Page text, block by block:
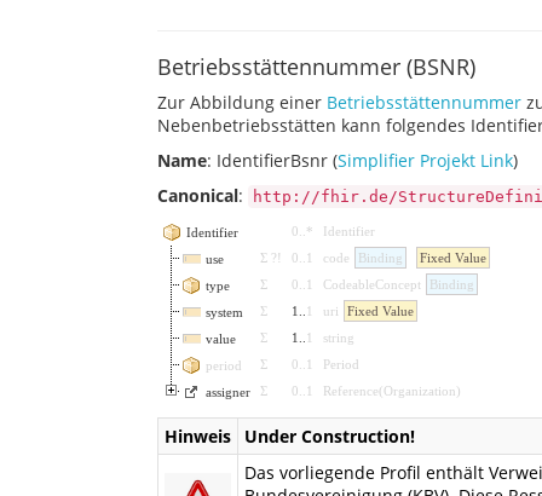
Betriebsstättennummer (BSNR)
Zur Abbildung einer Betriebsstättennummer
Nebenbetriebsstätten kann folgendes
Name: IdentifierBsnr (Simplifier Projekt Link)
Canonical: http://fhir.de/
Identifier 0 *
Identifier
use
Σ ?! 0 1 code Binding
Fixed Value
type
Σ 0 1 CodeableConcept
Binding
system
Σ 1 1 uri
Fixed Value
value
Σ 1 1
string
period
Σ 0 1
Period
assigner
Σ 0 1 Reference( Organization)
Hinweis
Under Construction!
Das vorliegende Profil enthält